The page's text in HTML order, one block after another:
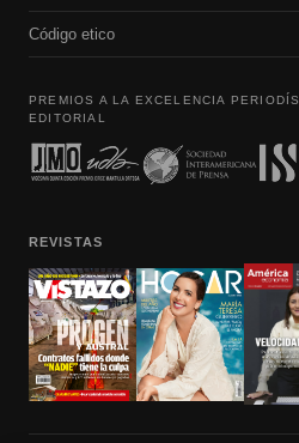
Código etico
PREMIOS A LA EXCELENCIA
EDITORIAL
REVISTAS